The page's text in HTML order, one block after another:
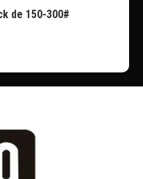
de 150-300#